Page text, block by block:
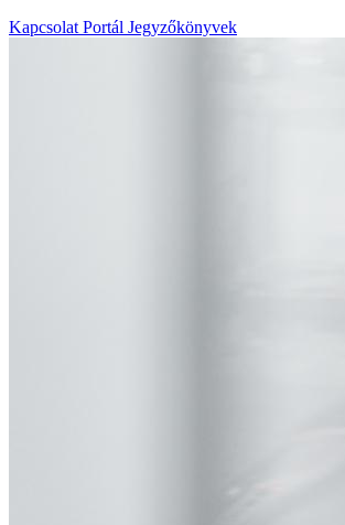
Kapcsolat Portál Jegyzőkönyvek